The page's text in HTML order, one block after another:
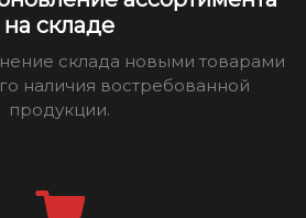
на складе
склада новыми товарами
наличия востребованной
продукции.